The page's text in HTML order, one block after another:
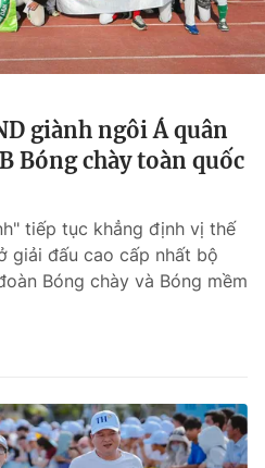
giành ngôi Á quân
Bóng chày toàn quốc
tiếp tục khẳng định vị thế
giải đấu cao cấp nhất bộ
Bóng chày và Bóng mềm